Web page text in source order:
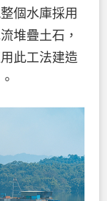
個水庫採用
堆疊土石，
此工法建造